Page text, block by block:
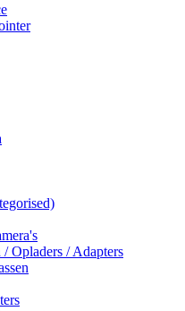
Opladers / Adapters